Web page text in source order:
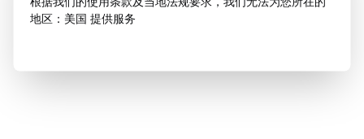
地区：美国 提供服务